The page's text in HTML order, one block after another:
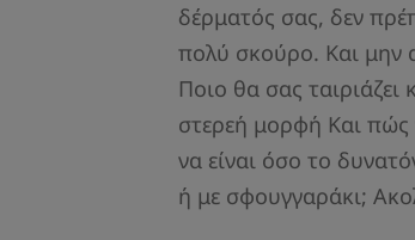
δέρματός σας, δεν
πολύ σκούρο. Και μην
Ποιο θα σας
στερεή μορφή Και πώς
να είναι όσο το
ή με σφουγγαράκι;